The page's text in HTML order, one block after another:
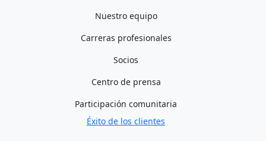
Nuestro equipo
Carreras profesionales
Socios
Centro de prensa
Participación comunitaria
Éxito de los clientes